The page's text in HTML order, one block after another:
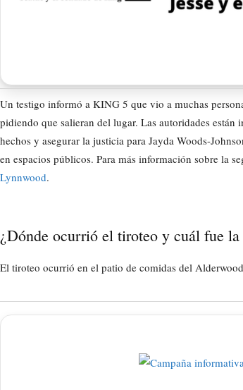
Un testigo informó a KING 5 que vio a muchas
pidiendo que salieran del lugar. Las autoridades
hechos y asegurar la justicia para Jayda Woods-
en espacios públicos. Para más información sobre la
Lynnwood.
¿Dónde ocurrió el tiroteo y cuál fue
El tiroteo ocurrió en el patio de comidas del